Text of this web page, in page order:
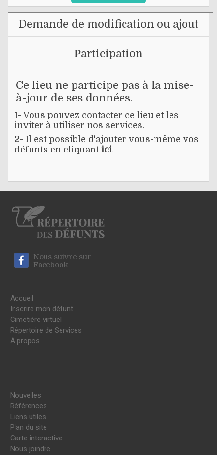
Demande de modification ou ajout
Participation
Ce lieu ne participe pas à la mise-
à-jour de ses données.
1- Vous pouvez contacter ce lieu et les
inviter à utiliser nos services.
2- Il est possible d'ajouter vous-même vos
défunts en cliquant ici.
Nous suivre sur
Facebook
Accueil
Inscrire mon défunt
Cimetière virtuel
Répertoire de Services
À propos
Nouvelles
Références
Liens utiles
Plan du site
Carte interactive
Nous joindre